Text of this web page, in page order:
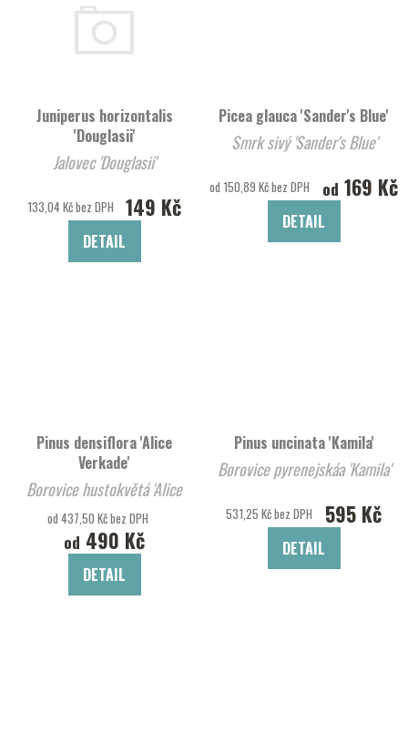
Juniperus horizontalis
'Douglasii'
Jalovec 'Douglasii'
133,04 Kč bez DPH 149 Kč
DETAIL
Picea glauca 'Sander's Blue'
Smrk sivý 'Sander's Blue'
od 150,89 Kč bez DPH od 169 Kč
DETAIL
Pinus densiflora 'Alice
Verkade'
Borovice hustokvětá 'Alice
Verkade'
od 437,50 Kč bez DPH
od 490 Kč
DETAIL
Pinus uncinata 'Kamila'
Borovice pyrenejskáa 'Kamila'
531,25 Kč bez DPH 595 Kč
DETAIL